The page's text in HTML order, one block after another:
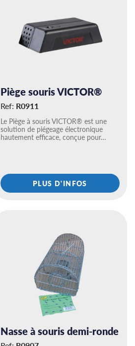
Piège souris VICTOR®
Ref: R0911
Le Piège à souris VICTOR® est une
solution de piégeage électronique
hautement efficace, conçue pour…
PLUS D'INFOS
Nasse à souris demi-ronde